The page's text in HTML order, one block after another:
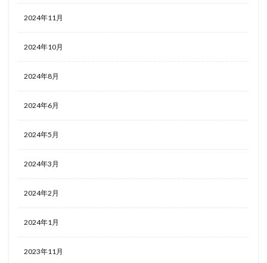
2024年11月
2024年10月
2024年8月
2024年6月
2024年5月
2024年3月
2024年2月
2024年1月
2023年11月